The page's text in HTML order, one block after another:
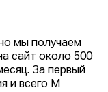
мы получаем
сайт около 500
За первый
и всего M